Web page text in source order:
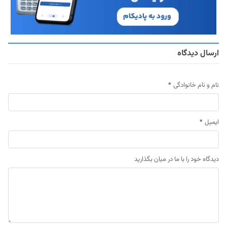
ارسال دیدگاه
نام و نام خانوادگی *
ایمیل *
دیدگاه خود را با ما در میان بگذارید